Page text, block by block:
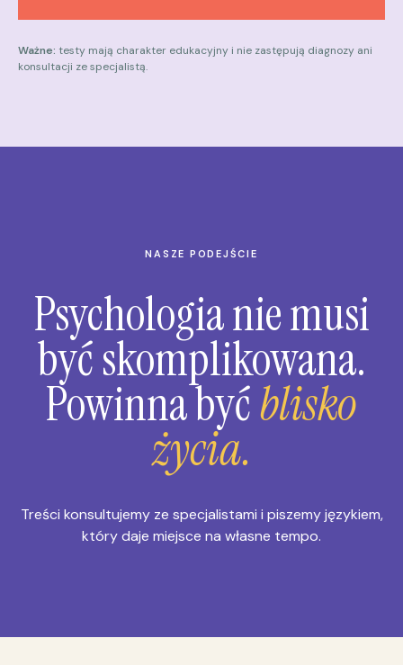
Ważne: testy mają charakter edukacyjny i nie zastępują diagnozy ani
konsultacji ze specjalistą.
NASZE PODEJŚCIE
Psychologia nie musi
być skomplikowana.
Powinna byćblisko
życia.
Treści konsultujemy ze specjalistami i piszemy językiem,
który daje miejsce na własne tempo.